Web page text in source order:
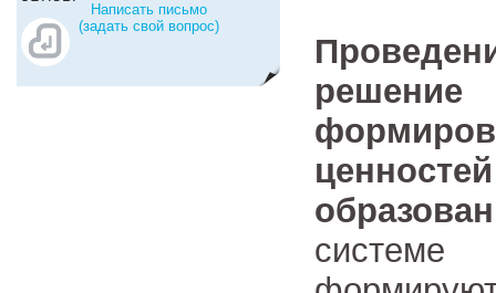
Написать письмо
(задать свой вопрос)